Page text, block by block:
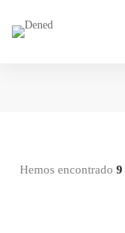
Hemos encontrado 9